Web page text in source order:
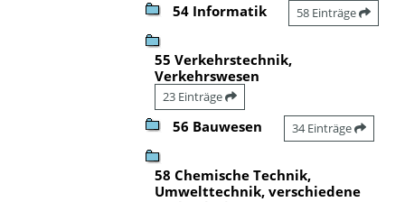
54 Informatik 58 Einträge
55 Verkehrstechnik,
Verkehrswesen
23 Einträge
56 Bauwesen 34 Einträge
58 Chemische Technik,
Umwelttechnik, verschiedene